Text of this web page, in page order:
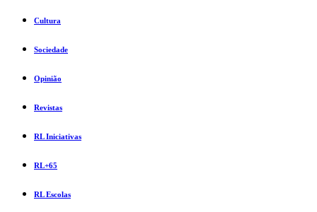
Cultura
Sociedade
Opinião
Revistas
RL Iniciativas
RL+65
RL Escolas